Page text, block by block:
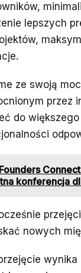
lepszych
ze swoją
przez
do
Founders
konferencja
nowych